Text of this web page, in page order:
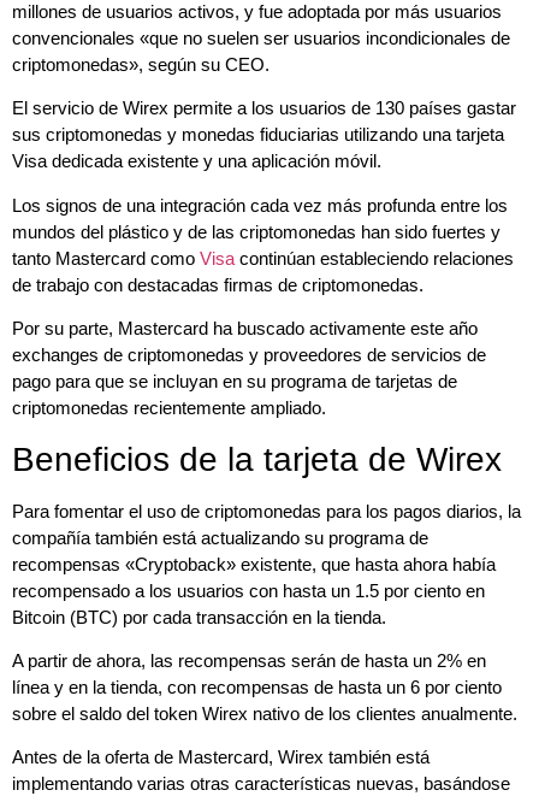
millones de usuarios activos, y fue adoptada por más usuarios
convencionales «que no suelen ser usuarios incondicionales de
criptomonedas», según su CEO.
El servicio de Wirex permite a los usuarios de 130 países gastar
sus criptomonedas y monedas fiduciarias utilizando una tarjeta
Visa dedicada existente y una aplicación móvil.
Los signos de una integración cada vez más profunda entre los
mundos del plástico y de las criptomonedas han sido fuertes y
tanto Mastercard como Visa continúan estableciendo relaciones
de trabajo con destacadas firmas de criptomonedas.
Por su parte, Mastercard ha buscado activamente este año
exchanges de criptomonedas y proveedores de servicios de
pago para que se incluyan en su programa de tarjetas de
criptomonedas recientemente ampliado.
Beneficios de la tarjeta de Wirex
Para fomentar el uso de criptomonedas para los pagos diarios, la
compañía también está actualizando su programa de
recompensas «Cryptoback» existente, que hasta ahora había
recompensado a los usuarios con hasta un 1.5 por ciento en
Bitcoin (BTC) por cada transacción en la tienda.
A partir de ahora, las recompensas serán de hasta un 2% en
línea y en la tienda, con recompensas de hasta un 6 por ciento
sobre el saldo del token Wirex nativo de los clientes anualmente.
Antes de la oferta de Mastercard, Wirex también está
implementando varias otras características nuevas, basándose